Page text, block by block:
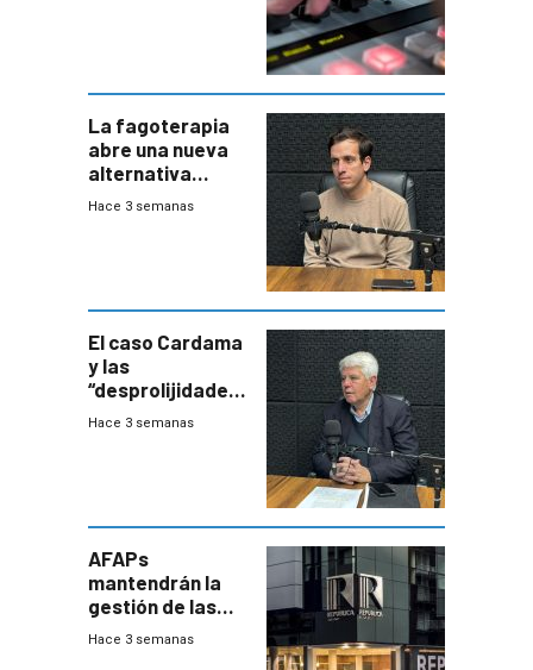
La fagoterapia
abre una nueva
alternativa
contra bacterias
innovadora
Hace 3 semanas
El caso Cardama
y las
“desprolijidades”
que la
Hace 3 semanas
AFAPs
mantendrán la
gestión de las
cuentas
Hace 3 semanas